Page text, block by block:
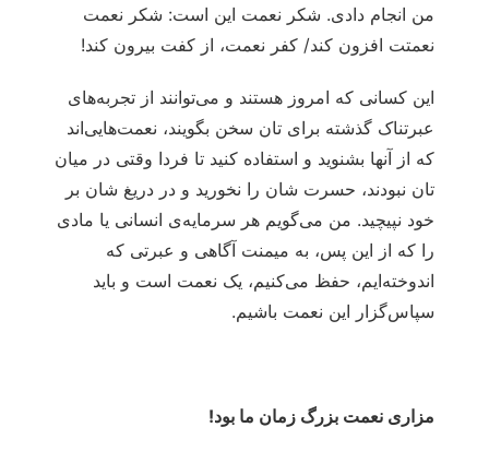
من انجام دادی. شکر نعمت این است: شکر نعمت
نعمتت افزون کند/ کفر نعمت، از کفت بیرون کند!
این کسانی که امروز هستند و می‌توانند از تجربه‌های
عبرتناک گذشته برای تان سخن بگویند، نعمت‌هایی‌اند
که از آنها بشنوید و استفاده کنید تا فردا وقتی در میان
تان نبودند، حسرت شان را نخورید و در دریغ شان بر
خود نپیچید. من می‌گویم هر سرمایه‌ی انسانی یا مادی
را که از این پس، به میمنت آگاهی و عبرتی که
اندوخته‌ایم، حفظ می‌کنیم، یک نعمت است و باید
سپاس‌گزار این نعمت باشیم.
مزاری نعمت بزرگ زمان ما بود!